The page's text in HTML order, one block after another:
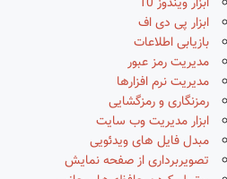
ابزار پی دی اف
بازیابی اطلاعات
مدیریت رمز عبور
مدیریت نرم افزارها
رمزنگاری و رمزگشایی
ابزار مدیریت وب سایت
مبدل فایل های ویدئویی
تصویربرداری از صفحه نمایش